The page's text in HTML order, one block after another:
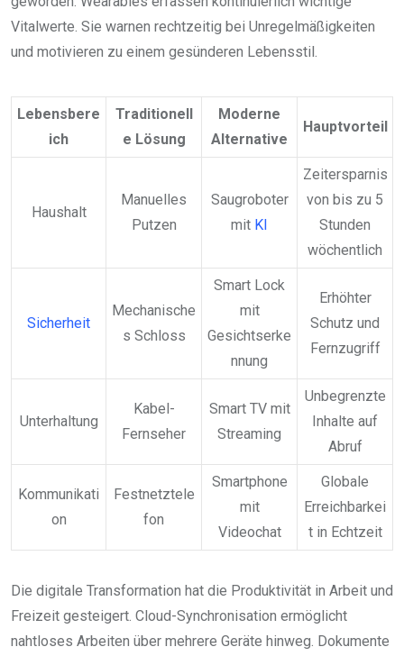
Vitalwerte. Sie warnen rechtzeitig bei Unregelmäßigkeiten
und motivieren zu einem gesünderen Lebensstil.
Lebensbere
ich
Traditionell
e Lösung
Moderne
Alternative
Hauptvorteil
Haushalt
Manuelles
Putzen
Saugroboter
mit KI
Zeitersparnis
von bis zu 5
Stunden
wöchentlich
Sicherheit
Mechanische
s Schloss
Smart Lock
mit
Gesichtserke
nnung
Erhöhter
Schutz und
Fernzugriff
Unterhaltung
Kabel-
Fernseher
Smart TV mit
Streaming
Unbegrenzte
Inhalte auf
Abruf
Kommunikati
on
Festnetztele
fon
Smartphone
mit
Videochat
Globale
Erreichbarkei
t in Echtzeit
Die digitale Transformation hat die Produktivität in Arbeit und
Freizeit gesteigert. Cloud-Synchronisation ermöglicht
nahtloses Arbeiten über mehrere Geräte hinweg. Dokumente